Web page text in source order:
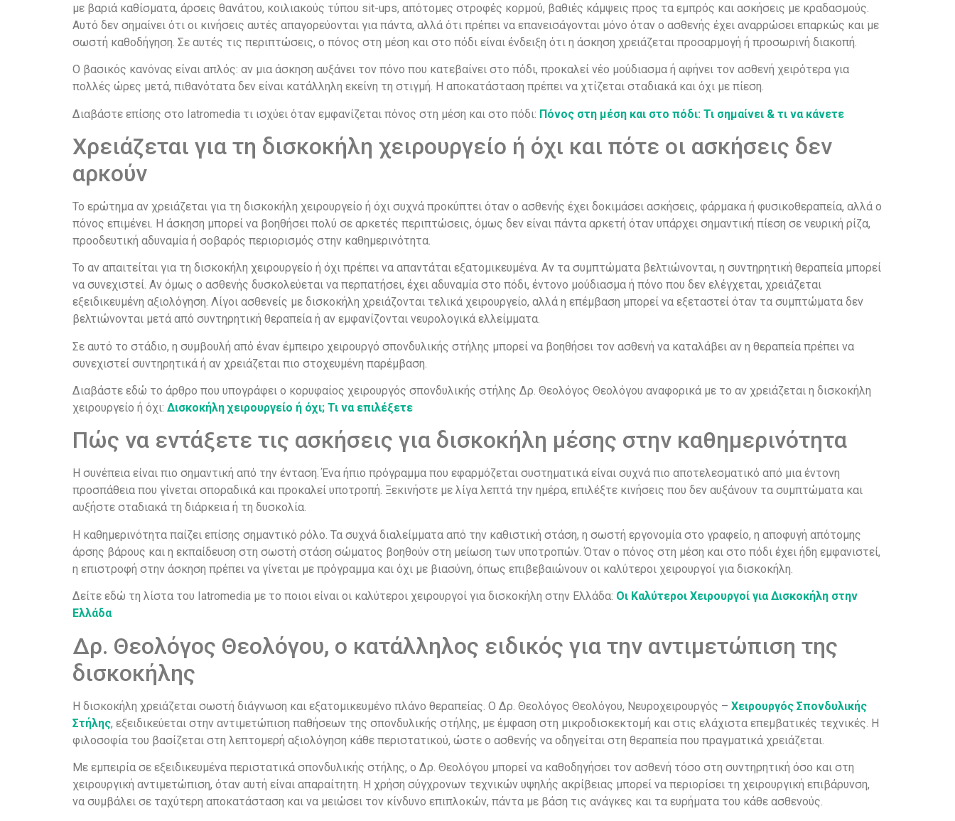
με βαριά καθίσματα, άρσεις θανάτου, κοιλιακούς τύπου sit-ups, απότομες στροφές κορμού, βαθιές κάμψεις προς τα εμπρός και ασκήσεις με κραδασμούς.
Αυτό δεν σημαίνει ότι οι κινήσεις αυτές απαγορεύονται για πάντα, αλλά ότι πρέπει να επανεισάγονται μόνο όταν ο ασθενής έχει αναρρώσει επαρκώς και με
σωστή καθοδήγηση. Σε αυτές τις περιπτώσεις, ο πόνος στη μέση και στο πόδι είναι ένδειξη ότι η άσκηση χρειάζεται προσαρμογή ή προσωρινή διακοπή.
Ο βασικός κανόνας είναι απλός: αν μια άσκηση αυξάνει τον πόνο που κατεβαίνει στο πόδι, προκαλεί νέο μούδιασμα ή αφήνει τον ασθενή χειρότερα για
πολλές ώρες μετά, πιθανότατα δεν είναι κατάλληλη εκείνη τη στιγμή. Η αποκατάσταση πρέπει να χτίζεται σταδιακά και όχι με πίεση.
Διαβάστε επίσης στο Iatromedia τι ισχύει όταν εμφανίζεται πόνος στη μέση και στο πόδι: Πόνος στη μέση και στο πόδι: Τι σημαίνει & τι να κάνετε
Χρειάζεται για τη δισκοκήλη χειρουργείο ή όχι και πότε οι ασκήσεις δεν
αρκούν
Το ερώτημα αν χρειάζεται για τη δισκοκήλη χειρουργείο ή όχι συχνά προκύπτει όταν ο ασθενής έχει δοκιμάσει ασκήσεις, φάρμακα ή φυσικοθεραπεία, αλλά ο
πόνος επιμένει. Η άσκηση μπορεί να βοηθήσει πολύ σε αρκετές περιπτώσεις, όμως δεν είναι πάντα αρκετή όταν υπάρχει σημαντική πίεση σε νευρική ρίζα,
προοδευτική αδυναμία ή σοβαρός περιορισμός στην καθημερινότητα.
Το αν απαιτείται για τη δισκοκήλη χειρουργείο ή όχι πρέπει να απαντάται εξατομικευμένα. Αν τα συμπτώματα βελτιώνονται, η συντηρητική θεραπεία μπορεί
να συνεχιστεί. Αν όμως ο ασθενής δυσκολεύεται να περπατήσει, έχει αδυναμία στο πόδι, έντονο μούδιασμα ή πόνο που δεν ελέγχεται, χρειάζεται
εξειδικευμένη αξιολόγηση. Λίγοι ασθενείς με δισκοκήλη χρειάζονται τελικά χειρουργείο, αλλά η επέμβαση μπορεί να εξεταστεί όταν τα συμπτώματα δεν
βελτιώνονται μετά από συντηρητική θεραπεία ή αν εμφανίζονται νευρολογικά ελλείμματα.
Σε αυτό το στάδιο, η συμβουλή από έναν έμπειρο χειρουργό σπονδυλικής στήλης μπορεί να βοηθήσει τον ασθενή να καταλάβει αν η θεραπεία πρέπει να
συνεχιστεί συντηρητικά ή αν χρειάζεται πιο στοχευμένη παρέμβαση.
Διαβάστε εδώ το άρθρο που υπογράφει ο κορυφαίος χειρουργός σπονδυλικής στήλης Δρ. Θεολόγος Θεολόγου αναφορικά με το αν χρειάζεται η δισκοκήλη
χειρουργείο ή όχι: Δισκοκήλη χειρουργείο ή όχι; Τι να επιλέξετε
Πώς να εντάξετε τις ασκήσεις για δισκοκήλη μέσης στην καθημερινότητα
Η συνέπεια είναι πιο σημαντική από την ένταση. Ένα ήπιο πρόγραμμα που εφαρμόζεται συστηματικά είναι συχνά πιο αποτελεσματικό από μια έντονη
προσπάθεια που γίνεται σποραδικά και προκαλεί υποτροπή. Ξεκινήστε με λίγα λεπτά την ημέρα, επιλέξτε κινήσεις που δεν αυξάνουν τα συμπτώματα και
αυξήστε σταδιακά τη διάρκεια ή τη δυσκολία.
Η καθημερινότητα παίζει επίσης σημαντικό ρόλο. Τα συχνά διαλείμματα από την καθιστική στάση, η σωστή εργονομία στο γραφείο, η αποφυγή απότομης
άρσης βάρους και η εκπαίδευση στη σωστή στάση σώματος βοηθούν στη μείωση των υποτροπών. Όταν ο πόνος στη μέση και στο πόδι έχει ήδη εμφανιστεί,
η επιστροφή στην άσκηση πρέπει να γίνεται με πρόγραμμα και όχι με βιασύνη, όπως επιβεβαιώνουν οι καλύτεροι χειρουργοί για δισκοκήλη.
Δείτε εδώ τη λίστα του Iatromedia με το ποιοι είναι οι καλύτεροι χειρουργοί για δισκοκήλη στην Ελλάδα: Οι Καλύτεροι Χειρουργοί για Δισκοκήλη στην
Ελλάδα
Δρ. Θεολόγος Θεολόγου, ο κατάλληλος ειδικός για την αντιμετώπιση της
δισκοκήλης
Η δισκοκήλη χρειάζεται σωστή διάγνωση και εξατομικευμένο πλάνο θεραπείας. Ο Δρ. Θεολόγος Θεολόγου, Νευροχειρουργός – Χειρουργός Σπονδυλικής
Στήλης, εξειδικεύεται στην αντιμετώπιση παθήσεων της σπονδυλικής στήλης, με έμφαση στη μικροδισκεκτομή και στις ελάχιστα επεμβατικές τεχνικές. Η
φιλοσοφία του βασίζεται στη λεπτομερή αξιολόγηση κάθε περιστατικού, ώστε ο ασθενής να οδηγείται στη θεραπεία που πραγματικά χρειάζεται.
Με εμπειρία σε εξειδικευμένα περιστατικά σπονδυλικής στήλης, ο Δρ. Θεολόγου μπορεί να καθοδηγήσει τον ασθενή τόσο στη συντηρητική όσο και στη
χειρουργική αντιμετώπιση, όταν αυτή είναι απαραίτητη. Η χρήση σύγχρονων τεχνικών υψηλής ακρίβειας μπορεί να περιορίσει τη χειρουργική επιβάρυνση,
να συμβάλει σε ταχύτερη αποκατάσταση και να μειώσει τον κίνδυνο επιπλοκών, πάντα με βάση τις ανάγκες και τα ευρήματα του κάθε ασθενούς.